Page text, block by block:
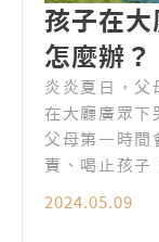
孩子在大
怎麼辦？
炎炎夏日，父
在大廳廣眾下
父母第一時間
責、喝止孩子
2024.05.09